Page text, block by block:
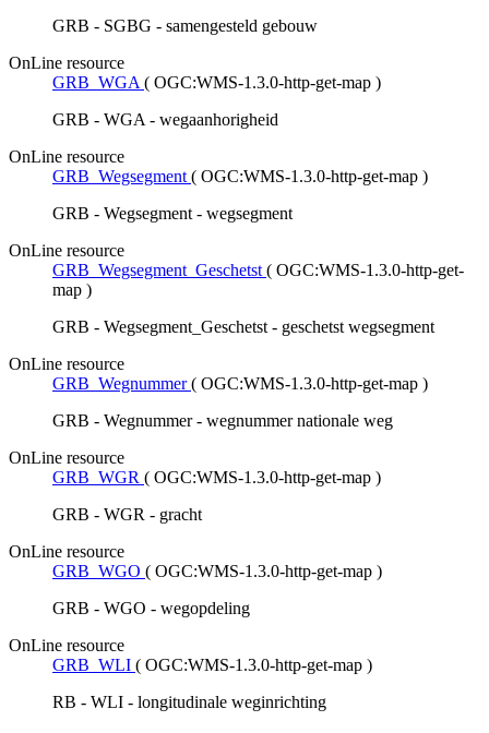
GRB - SGBG - samengesteld gebouw
OnLine resource
GRB_WGA ( OGC:WMS-1.3.0-http-get-map )
GRB - WGA - wegaanhorigheid
OnLine resource
GRB_Wegsegment ( OGC:WMS-1.3.0-http-get-map )
GRB - Wegsegment - wegsegment
OnLine resource
GRB_Wegsegment_Geschetst ( OGC:WMS-1.3.0-http-get-
map )
GRB - Wegsegment_Geschetst - geschetst wegsegment
OnLine resource
GRB_Wegnummer ( OGC:WMS-1.3.0-http-get-map )
GRB - Wegnummer - wegnummer nationale weg
OnLine resource
GRB_WGR ( OGC:WMS-1.3.0-http-get-map )
GRB - WGR - gracht
OnLine resource
GRB_WGO ( OGC:WMS-1.3.0-http-get-map )
GRB - WGO - wegopdeling
OnLine resource
GRB_WLI ( OGC:WMS-1.3.0-http-get-map )
RB - WLI - longitudinale weginrichting